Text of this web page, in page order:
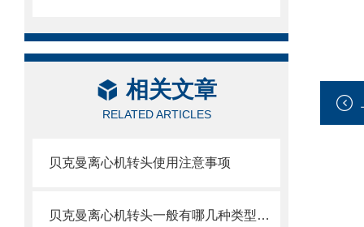
相关文章
RELATED ARTICLES
贝克曼离心机转头使用注意事项
贝克曼离心机转头一般有哪几种类型呢？